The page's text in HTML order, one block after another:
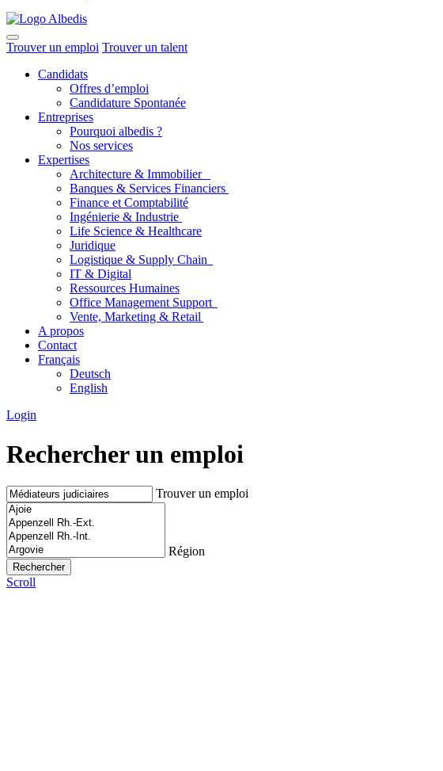
Trouver un emploi Trouver un talent
Candidats
Offres d’emploi
Candidature Spontanée
Entreprises
Pourquoi albedis ?
Nos services
Expertises
Architecture & Immobilier
Banques & Services Financiers
Finance et Comptabilité
Ingénierie & Industrie
Life Science & Healthcare
Juridique
Logistique & Supply Chain
IT & Digital
Ressources Humaines
Office Management Support
Vente, Marketing & Retail
A propos
Contact
Français
Deutsch
English
Login
Rechercher un emploi
Trouver un emploi
Région
Scroll